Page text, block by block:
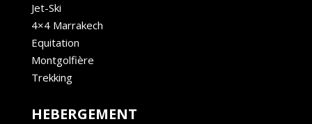
Jet-Ski
4×4 Marrakech
Equitation
Montgolfière
Trekking
HEBERGEMENT